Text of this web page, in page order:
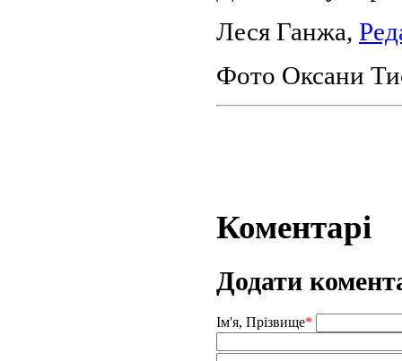
Леся Ганжа,
Фото Оксани
Коментарі
Додати
Ім'я, Прізвище*